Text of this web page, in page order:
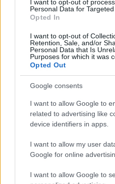
I want to opt-out of
Personal Data for Targeted
Opted In
I want to opt-out of
Retention, Sale, and/or
Personal Data that Is
Purposes for which it was
Opted Out
Google consents
I want to allow Google to
related to advertising like
device identifiers in apps.
I want to allow my user
Google for online
I want to allow Google to
Miért kulcsfontosságú a
egészségügyi